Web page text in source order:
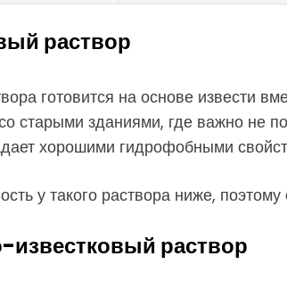
раствор
готовится на основе извести
старыми зданиями, где важно не
хорошими гидрофобными
у такого раствора ниже,
известковый раствор